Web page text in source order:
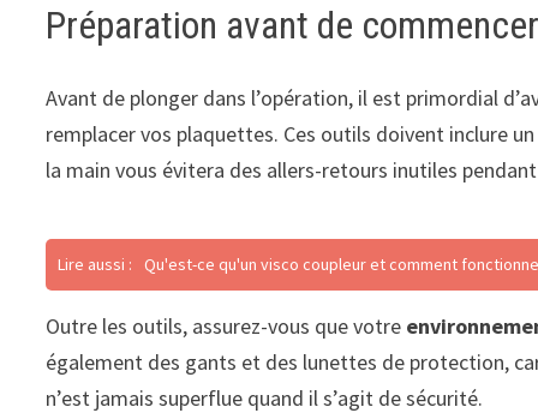
Préparation avant de commencer
Avant de plonger dans l’opération, il est primordial
remplacer vos plaquettes. Ces outils doivent inclure
la main vous évitera des allers-retours inutiles
Lire aussi : Qu'est-ce qu'un visco coupleur et comment
Outre les outils, assurez-vous que votre
également des gants et des lunettes de protection,
n’est jamais superflue quand il s’agit de sécurité.